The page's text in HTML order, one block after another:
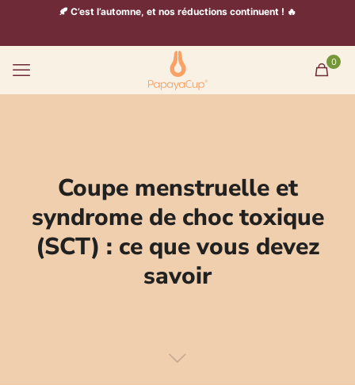
🍂 C’est l’automne, et nos réductions continuent ! 🔥
0
Coupe menstruelle et
syndrome de choc toxique
(SCT) : ce que vous devez
savoir